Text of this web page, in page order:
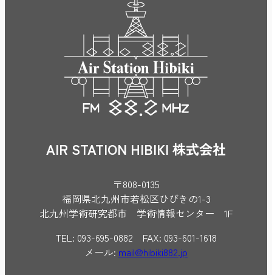
AIR STATION HIBIKI 株式会社
〒808-0135
福岡県北九州市若松区ひびきの1-3
北九州学術研究都市 学術情報センター 1F
TEL: 093-695-0882 FAX: 093-601-1618
メール: mail@hibiki882.jp